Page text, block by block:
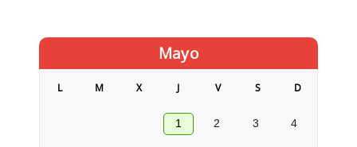
Mayo
L M X J V S D
1 2 3 4